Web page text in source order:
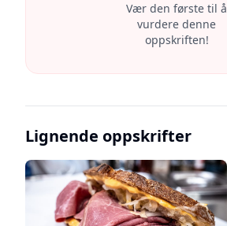
Vær den første til å
vurdere denne
oppskriften!
Lignende oppskrifter